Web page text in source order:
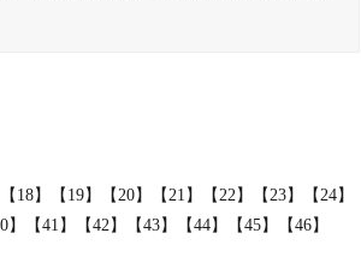
【18】 【19】 【20】 【21】 【22】 【23】
【24】
】 【41】 【42】 【43】 【44】 【45】 【46】